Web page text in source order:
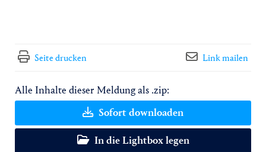
Seite drucken Link mailen
Alle Inhalte dieser Meldung als .zip:
Sofort downloaden
In die Lightbox legen